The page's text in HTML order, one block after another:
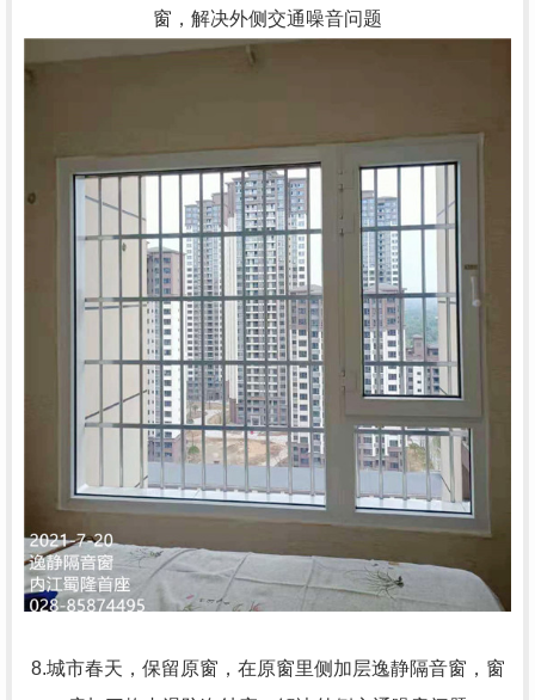
窗，解决外侧交通噪音问题
8.城市春天，保留原窗，在原窗里侧加层逸静隔音窗，窗